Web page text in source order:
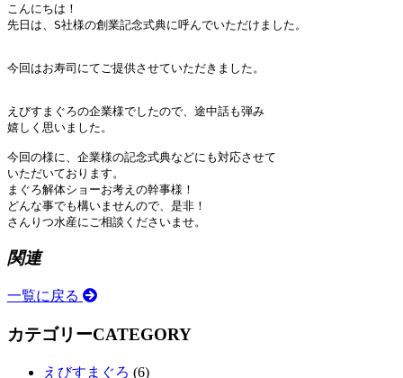
こんにちは！
先日は、S社様の創業記念式典に呼んでいただけました。
えびすまぐろの企業様でしたので、途中話も弾み
嬉しく思いました。
今回の様に、企業様の記念式典などにも対応させて
いただいております。
まぐろ解体ショーお考えの幹事様！
どんな事でも構いませんので、是非！
さんりつ水産にご相談くださいませ。
関連
一覧に戻る
カテゴリーCATEGORY
えびすまぐろ (6)